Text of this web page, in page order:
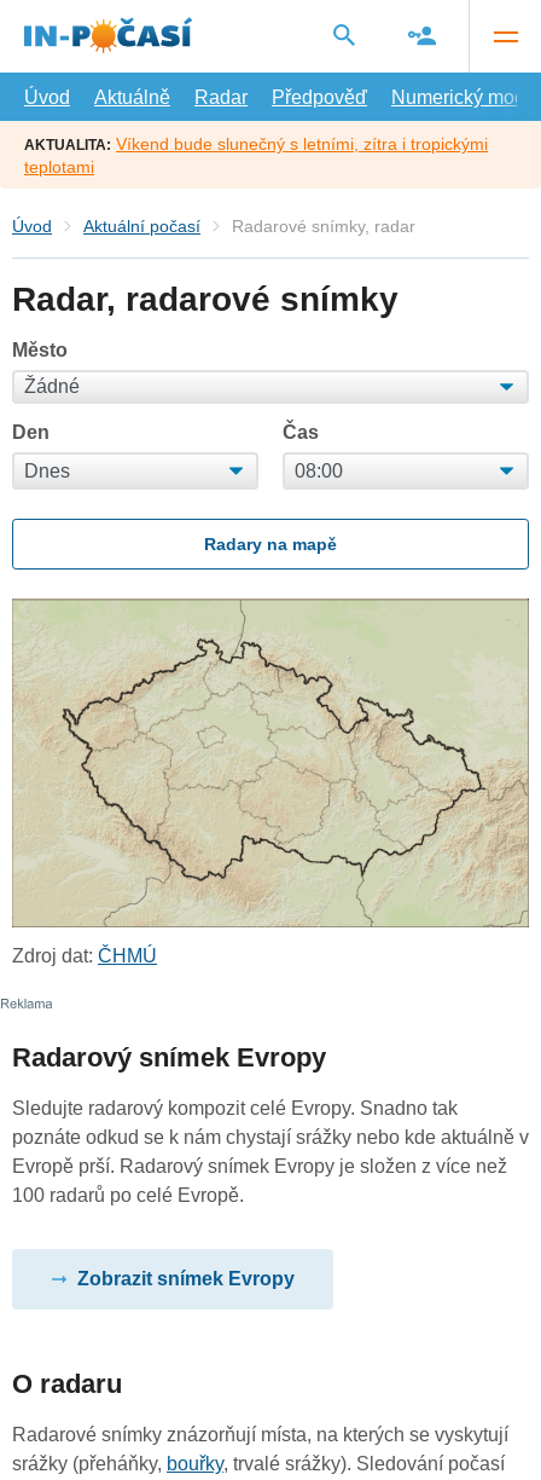
hlavní
Úvod
Aktuálně Radar Předpověď Numerický model
AKTUALITA: Víkend bude slunečný s letními, zítra i tropickými
teplotami
Úvod Aktuální počasí Radarové snímky, radar
Radar, radarové snímky
Město
Den Čas
Radary na mapě
Zdroj dat: ČHMÚ
Radarový snímek Evropy
Sledujte radarový kompozit celé Evropy. Snadno tak
poznáte odkud se k nám chystají srážky nebo kde aktuálně v
Evropě prší. Radarový snímek Evropy je složen z více než
100 radarů po celé Evropě.
Zobrazit snímek Evropy
O radaru
Radarové snímky znázorňují místa, na kterých se vyskytují
srážky (přeháňky, bouřky, trvalé srážky). Sledování počasí